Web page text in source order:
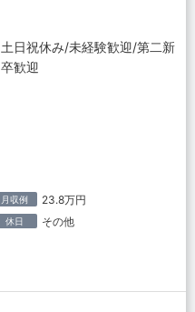
土日祝休み/未経験歓迎/第二新
卒歓迎
月収例 23.8万円
休日 その他